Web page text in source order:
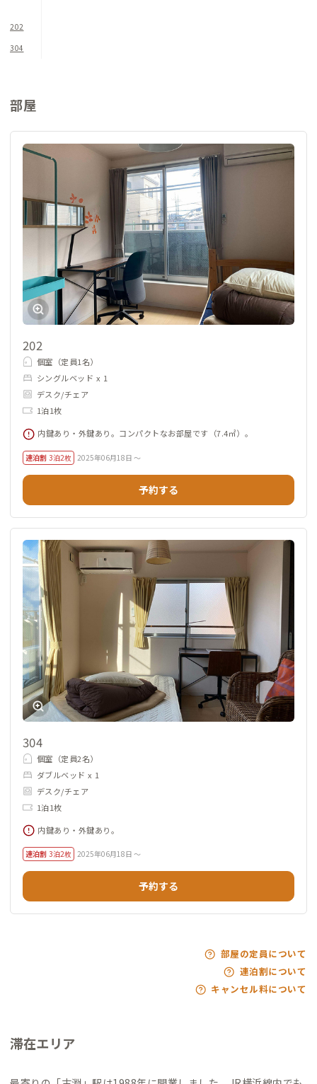
202
304
部屋
202
個室（定員1名）
シングルベッド x 1
デスク/チェア
1泊1枚
内鍵あり・外鍵あり。コンパクトなお部屋です（7.4㎡）。
連泊割 3泊2枚 2025年06月18日 ～
予約する
304
個室（定員2名）
ダブルベッド x 1
デスク/チェア
1泊1枚
内鍵あり・外鍵あり。
連泊割 3泊2枚 2025年06月18日 ～
予約する
部屋の定員について
連泊割について
キャンセル料について
滞在エリア